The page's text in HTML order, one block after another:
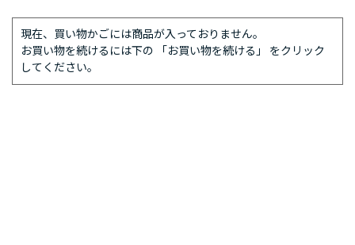
現在、買い物かごには商品が入っておりません。
お買い物を続けるには下の 「お買い物を続ける」 をクリック
してください。